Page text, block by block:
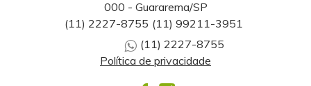
000 - Guararema/SP
(11) 2227-8755 (11) 99211-3951
(11) 2227-8755
Política de privacidade